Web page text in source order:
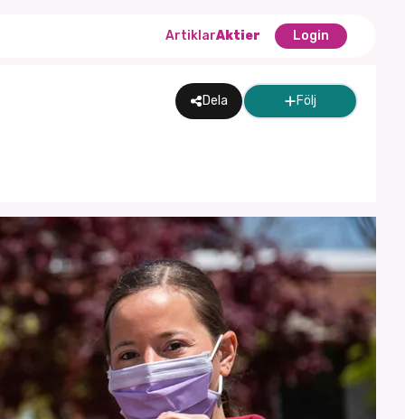
ArtiklarAktier Login
Dela Följ